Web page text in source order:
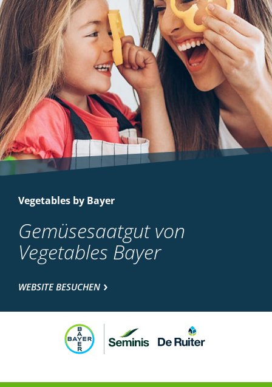
Vegetables by Bayer
Gemüsesaatgut von
Vegetables Bayer
WEBSITE BESUCHEN